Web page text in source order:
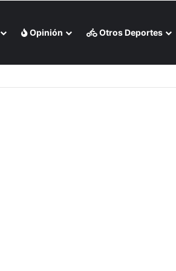
Opinión Otros Deportes